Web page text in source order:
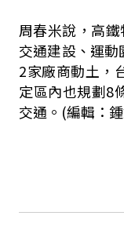
周春米說，高
交通建設、運
2家廠商動土，
定區內也規劃8
交通。(編輯：